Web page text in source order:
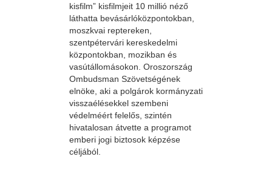
kisfilm” kisfilmjeit 10 millió néző
láthatta bevásárlóközpontokban,
moszkvai reptereken,
szentpétervári kereskedelmi
központokban, mozikban és
vasútállomásokon. Oroszország
Ombudsman Szövetségének
elnöke, aki a polgárok kormányzati
visszaélésekkel szembeni
védelméért felelős, szintén
hivatalosan átvette a programot
emberi jogi biztosok képzése
céljából.